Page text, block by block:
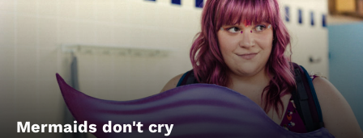
Mermaids don't cry